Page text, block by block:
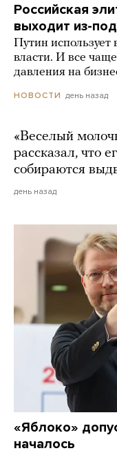
Российская
выходит из-
Путин
власти. И все
давления на
НОВОСТИ день назад
«Веселый
рассказал, что
собираются
день назад
«Яблоко»
началось